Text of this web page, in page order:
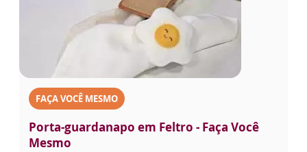
FAÇA VOCÊ MESMO
Porta-guardanapo em Feltro - Faça Você
Mesmo